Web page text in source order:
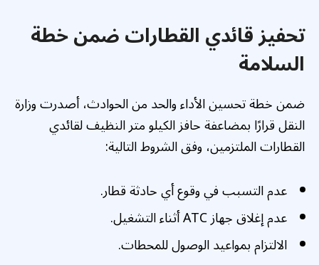
تحفيز قائدي القطارات ضمن خطة
السلامة
ضمن خطة تحسين الأداء والحد من الحوادث، أصدرت وزارة
النقل قرارًا بمضاعفة حافز الكيلو متر النظيف لقائدي
القطارات الملتزمين، وفق الشروط التالية:
عدم التسبب في وقوع أي حادثة قطار.
عدم إغلاق جهاز ATC أثناء التشغيل.
الالتزام بمواعيد الوصول للمحطات.